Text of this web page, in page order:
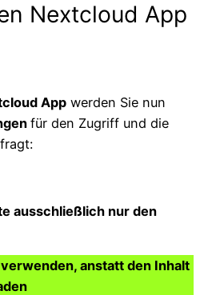
Nextcloud App
App werden Sie nun
für den Zugriff und die
ausschließlich nur den
anstatt den Inhalt